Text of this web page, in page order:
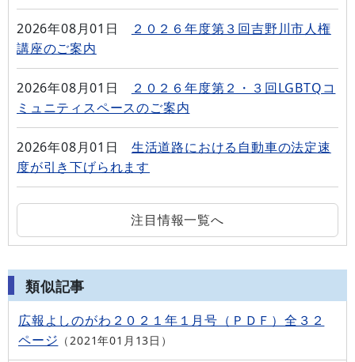
2026年08月01日
２０２６年度第３回吉野川市人権
講座のご案内
2026年08月01日
２０２６年度第２・３回LGBTQコ
ミュニティスペースのご案内
2026年08月01日
生活道路における自動車の法定速
度が引き下げられます
注目情報一覧へ
類似記事
広報よしのがわ２０２１年１月号（ＰＤＦ）全３２
ページ
2021年01月13日